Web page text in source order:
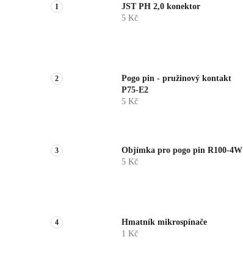
JST PH 2,0 konektor
5 Kč
Pogo pin - pružinový kontakt
P75-E2
5 Kč
Objímka pro pogo pin R100-4W
5 Kč
Hmatník mikrospínače
1 Kč